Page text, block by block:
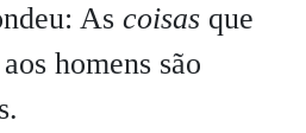
As coisas que
homens são